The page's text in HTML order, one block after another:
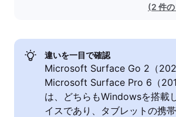
(2 件
違いを一目で確認
Microsoft Surface Go 2（
Microsoft Surface Pro 6（
は、どちらもWindowsを搭載
イスであり、タブレットの携